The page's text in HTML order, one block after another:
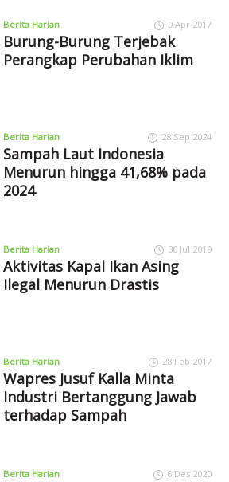
Berita Harian 9 Apr 2017
Burung-Burung Terjebak
Perangkap Perubahan Iklim
Berita Harian 28 Sep 2024
Sampah Laut Indonesia
Menurun hingga 41,68% pada
2024
Berita Harian 30 Jul 2019
Aktivitas Kapal Ikan Asing
Ilegal Menurun Drastis
Berita Harian 28 Feb 2017
Wapres Jusuf Kalla Minta
Industri Bertanggung Jawab
terhadap Sampah
Berita Harian 6 Des 2020